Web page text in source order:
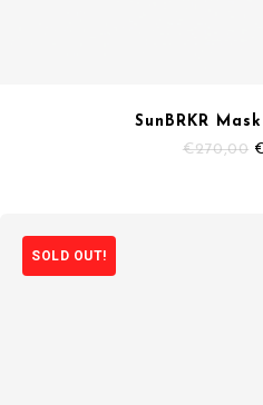
SunBRKR
€270,00 Il
SOLD OUT!